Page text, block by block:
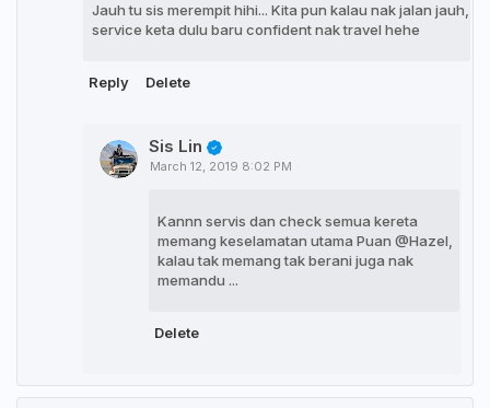
Jauh tu sis merempit hihi... Kita pun kalau nak jalan jauh,
service keta dulu baru confident nak travel hehe
Reply Delete
Sis Lin
March 12, 2019 8:02 PM
Kannn servis dan check semua kereta
memang keselamatan utama Puan @Hazel,
kalau tak memang tak berani juga nak
memandu ...
Delete